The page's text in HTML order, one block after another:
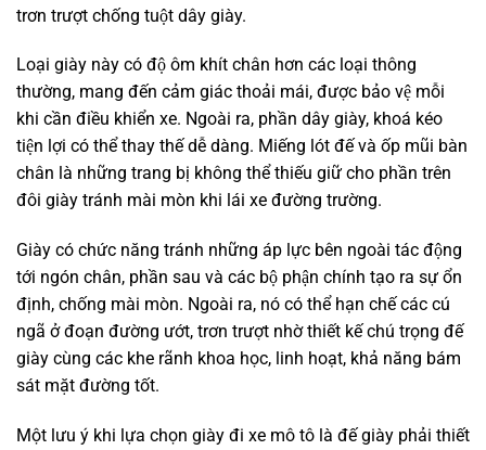
trơn trượt chống tuột dây giày.
Loại giày này có độ ôm khít chân hơn các loại thông
thường, mang đến cảm giác thoải mái, được bảo vệ mỗi
khi cần điều khiển xe. Ngoài ra, phần dây giày, khoá kéo
tiện lợi có thể thay thế dễ dàng. Miếng lót đế và ốp mũi bàn
chân là những trang bị không thể thiếu giữ cho phần trên
đôi giày tránh mài mòn khi lái xe đường trường.
Giày có chức năng tránh những áp lực bên ngoài tác động
tới ngón chân, phần sau và các bộ phận chính tạo ra sự ổn
định, chống mài mòn. Ngoài ra, nó có thể hạn chế các cú
ngã ở đoạn đường ướt, trơn trượt nhờ thiết kế chú trọng đế
giày cùng các khe rãnh khoa học, linh hoạt, khả năng bám
sát mặt đường tốt.
Một lưu ý khi lựa chọn giày đi xe mô tô là đế giày phải thiết